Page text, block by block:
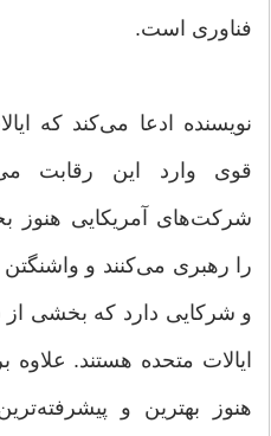
فناوری است.
نویسنده ادعا می‌کند که
قوی وارد این رقابت
شرکت‌های آمریکایی
را رهبری می‌کنند و
و شرکایی دارد که بخشی
ایالات متحده هستند.
هنوز بهترین و